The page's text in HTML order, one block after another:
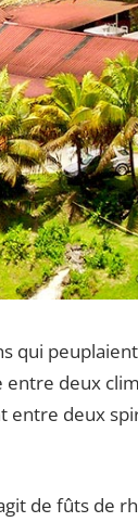
qui
deux
entre deux
de fûts de